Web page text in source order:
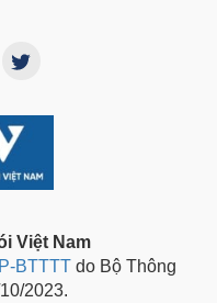
Việt Nam
BTTTT do Bộ Thông
2023.